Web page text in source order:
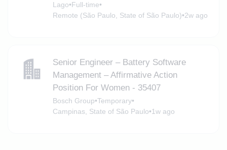
Lago•Full-time•
Remote (São Paulo, State of São Paulo)•2w ago
Senior Engineer – Battery Software
Management – Affirmative Action
Position For Women - 35407
Bosch Group•Temporary•
Campinas, State of São Paulo•1w ago